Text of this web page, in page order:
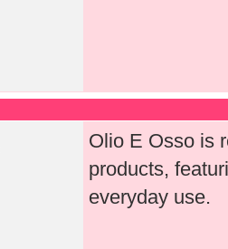
Olio E Osso is
products,
everyday use.